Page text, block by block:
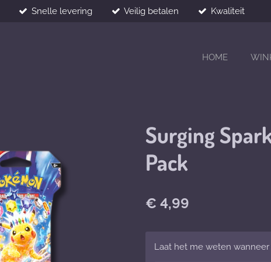
Snelle levering Veilig betalen Kwaliteit
HOME
Surging
Pack
€ 4,99
Laat het me weten